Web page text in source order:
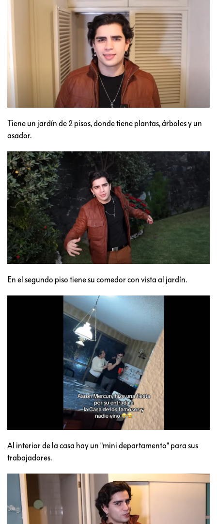
Tiene un jardín de 2 pisos, donde tiene plantas, árboles y un
asador.
En el segundo piso tiene su comedor con vista al jardín.
Al interior de la casa hay un "mini departamento" para sus
trabajadores.